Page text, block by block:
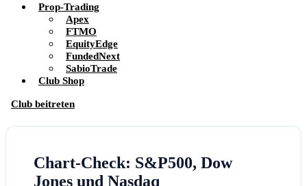
Prop-Trading
Apex
FTMO
EquityEdge
FundedNext
SabioTrade
Club Shop
Club beitreten
Chart-Check: S&P500, Dow
Jones und Nasdaq